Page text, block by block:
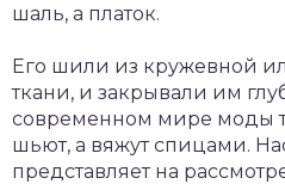
шаль, а платок.
Его шили из кружевной
ткани, и закрывали им
современном мире моды
шьют, а вяжут спицами.
представляет на